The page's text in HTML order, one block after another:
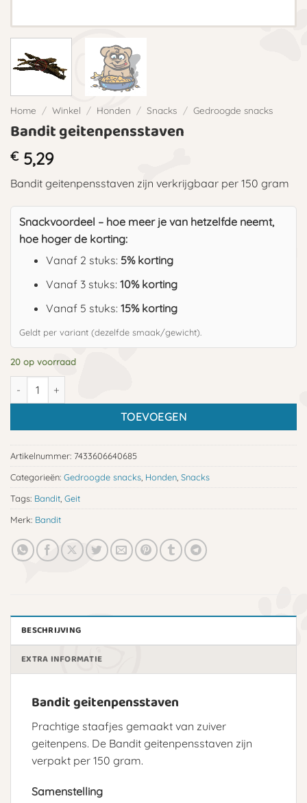
Home / Winkel / Honden / Snacks / Gedroogde snacks
Bandit geitenpensstaven
€5,29
Bandit geitenpensstaven zijn verkrijgbaar per 150 gram
Snackvoordeel – hoe meer je van hetzelfde neemt,
hoe hoger de korting:
Vanaf 2 stuks: 5% korting
Vanaf 3 stuks: 10% korting
Vanaf 5 stuks: 15% korting
Geldt per variant (dezelfde smaak/gewicht).
20 op voorraad
Bandit geitenpensstaven aantal
TOEVOEGEN
Artikelnummer: 7433606640685
Categorieën: Gedroogde snacks Honden Snacks
Tags: Bandit Geit
Merk: Bandit
BESCHRIJVING
EXTRA INFORMATIE
Bandit geitenpensstaven
Prachtige staafjes gemaakt van zuiver
geitenpens. De Bandit geitenpensstaven zijn
verpakt per 150 gram.
Samenstelling